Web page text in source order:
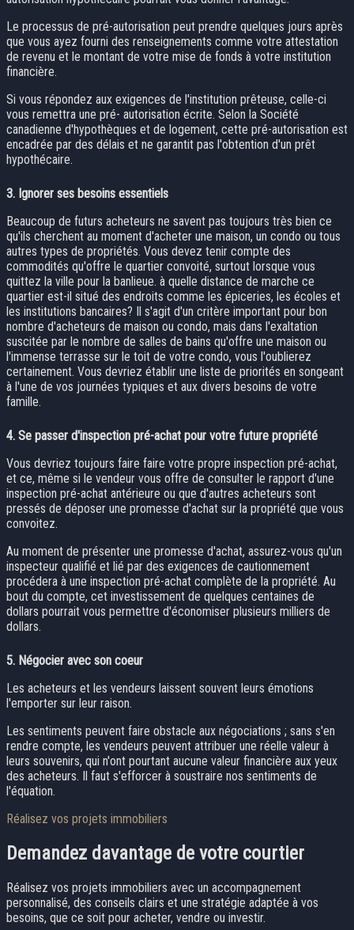
Le processus de pré-autorisation peut prendre quelques jours après
que vous ayez fourni des renseignements comme votre attestation
de revenu et le montant de votre mise de fonds à votre institution
financière.
Si vous répondez aux exigences de l'institution prêteuse, celle-ci
vous remettra une pré- autorisation écrite. Selon la Société
canadienne d'hypothèques et de logement, cette pré-autorisation est
encadrée par des délais et ne garantit pas l'obtention d'un prêt
hypothécaire.
3. Ignorer ses besoins essentiels
Beaucoup de futurs acheteurs ne savent pas toujours très bien ce
qu'ils cherchent au moment d'acheter une maison, un condo ou tous
autres types de propriétés. Vous devez tenir compte des
commodités qu'offre le quartier convoité, surtout lorsque vous
quittez la ville pour la banlieue. à quelle distance de marche ce
quartier est-il situé des endroits comme les épiceries, les écoles et
les institutions bancaires? Il s'agit d'un critère important pour bon
nombre d'acheteurs de maison ou condo, mais dans l'exaltation
suscitée par le nombre de salles de bains qu'offre une maison ou
l'immense terrasse sur le toit de votre condo, vous l'oublierez
certainement. Vous devriez établir une liste de priorités en songeant
à l'une de vos journées typiques et aux divers besoins de votre
famille.
4. Se passer d'inspection pré-achat pour votre future propriété
Vous devriez toujours faire faire votre propre inspection pré-achat,
et ce, même si le vendeur vous offre de consulter le rapport d'une
inspection pré-achat antérieure ou que d'autres acheteurs sont
pressés de déposer une promesse d'achat sur la propriété que vous
convoitez.
Au moment de présenter une promesse d'achat, assurez-vous qu'un
inspecteur qualifié et lié par des exigences de cautionnement
procédera à une inspection pré-achat complète de la propriété. Au
bout du compte, cet investissement de quelques centaines de
dollars pourrait vous permettre d'économiser plusieurs milliers de
dollars.
5. Négocier avec son coeur
Les acheteurs et les vendeurs laissent souvent leurs émotions
l'emporter sur leur raison.
Les sentiments peuvent faire obstacle aux négociations ; sans s'en
rendre compte, les vendeurs peuvent attribuer une réelle valeur à
leurs souvenirs, qui n'ont pourtant aucune valeur financière aux yeux
des acheteurs. Il faut s'efforcer à soustraire nos sentiments de
l'équation.
Réalisez vos projets immobiliers
Demandez davantage de votre courtier
Réalisez vos projets immobiliers avec un accompagnement
personnalisé, des conseils clairs et une stratégie adaptée à vos
besoins, que ce soit pour acheter, vendre ou investir.